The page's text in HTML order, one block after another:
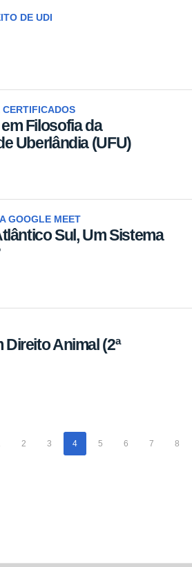
DE UDI
CERTIFICADOS
Filosofia da
Uberlândia (UFU)
GOOGLE MEET
Sul, Um Sistema
Animal (2ª
2 3 4 5 6 7 8